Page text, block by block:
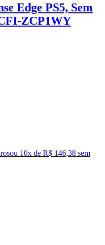
Edge PS5, Sem
ZCP1WY
ou 10x de R$ 146,38 sem